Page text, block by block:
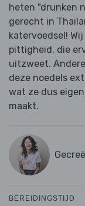
heten "drunken
gerecht in
katervoedsel!
pittigheid, die
uitzweet.
deze noedels
wat ze dus
maakt.
BEREIDINGSTIJD